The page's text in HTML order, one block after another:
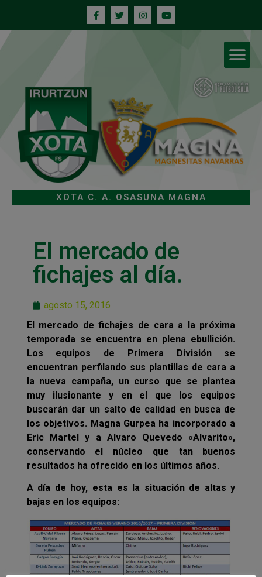
XOTA C. A. OSASUNA MAGNA
El mercado de
fichajes al día.
agosto 15, 2016
El mercado de fichajes de cara a la próxima
temporada se encuentra en plena ebullición.
Los equipos de Primera División se
encuentran perfilando sus plantillas de cara a
la nueva campaña, un curso que se plantea
muy ilusionante y en el que los equipos
buscarán dar un salto de calidad en busca de
los objetivos. Magna Gurpea ha incorporado a
Eric Martel y a Alvaro Quevedo «Alvarito»,
conservando el núcleo que tan buenos
resultados ha ofrecido en los últimos años.
A día de hoy, esta es la situación de altas y
bajas en los equipos: